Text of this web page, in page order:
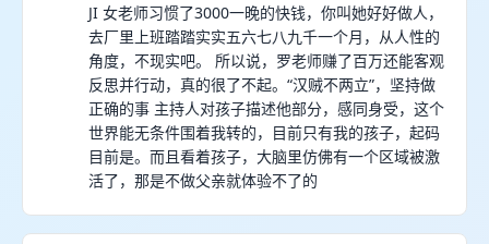
JI 女老师习惯了3000一晚的快钱，你叫她好好做人，
去厂里上班踏踏实实五六七八九千一个月，从人性的
角度，不现实吧。 所以说，罗老师赚了百万还能客观
反思并行动，真的很了不起。“汉贼不两立”，坚持做
正确的事 主持人对孩子描述他部分，感同身受，这个
世界能无条件围着我转的，目前只有我的孩子，起码
目前是。而且看着孩子，大脑里仿佛有一个区域被激
活了，那是不做父亲就体验不了的